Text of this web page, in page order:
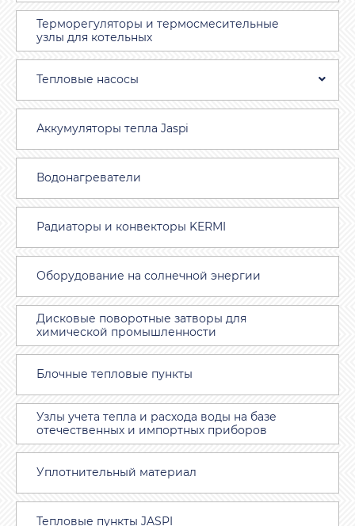
Терморегуляторы и термосмесительные
узлы для котельных
Тепловые насосы
Аккумуляторы тепла Jaspi
Водонагреватели
Радиаторы и конвекторы KERMI
Оборудование на солнечной энергии
Дисковые поворотные затворы для
химической промышленности
Блочные тепловые пункты
Узлы учета тепла и расхода воды на базе
отечественных и импортных приборов
Уплотнительный материал
Тепловые пункты JASPI